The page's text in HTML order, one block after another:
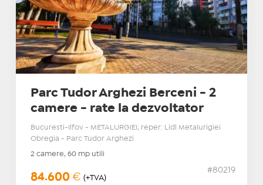
Parc Tudor Arghezi Berceni - 2
camere - rate la dezvoltator
Bucuresti-Ilfov - METALURGIEI, reper: Lidl Metalurigiei
Obregia - Parc Tudor Arghezi
2 camere, 60 mp utili
84.600 € (+TVA)
#80219